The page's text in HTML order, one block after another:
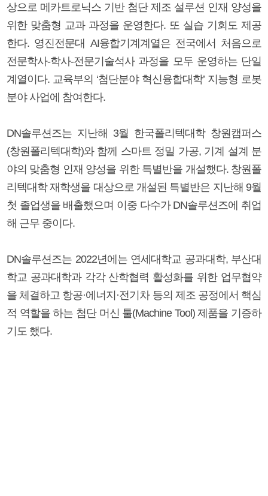
상으로 메카트로닉스 기반 첨단 제조 설루션 인재 양성을
위한 맞춤형 교과 과정을 운영한다. 또 실습 기회도 제공
한다. 영진전문대 AI융합기계계열은 전국에서 처음으로
전문학사-학사-전문기술석사 과정을 모두 운영하는 단일
계열이다. 교육부의 ‘첨단분야 혁신융합대학’ 지능형 로봇
분야 사업에 참여한다.
DN솔루션즈는 지난해 3월 한국폴리텍대학 창원캠퍼스
(창원폴리텍대학)와 함께 스마트 정밀 가공, 기계 설계 분
야의 맞춤형 인재 양성을 위한 특별반을 개설했다. 창원폴
리텍대학 재학생을 대상으로 개설된 특별반은 지난해 9월
첫 졸업생을 배출했으며 이중 다수가 DN솔루션즈에 취업
해 근무 중이다.
DN솔루션즈는 2022년에는 연세대학교 공과대학, 부산대
학교 공과대학과 각각 산학협력 활성화를 위한 업무협약
을 체결하고 항공·에너지·전기차 등의 제조 공정에서 핵심
적 역할을 하는 첨단 머신 툴(Machine Tool) 제품을 기증하
기도 했다.